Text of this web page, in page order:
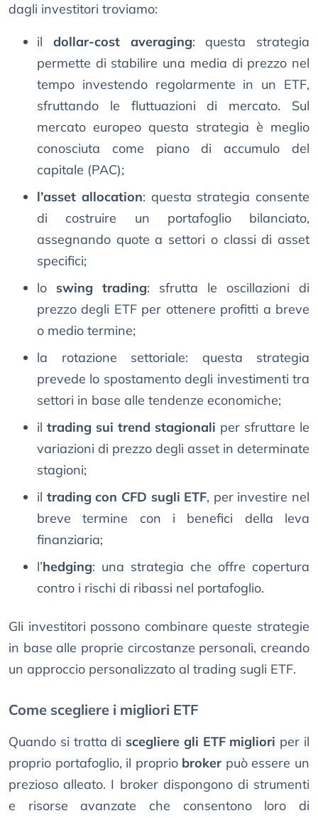
dagli investitori troviamo:
il dollar-cost averaging: questa strategia
permette di stabilire una media di prezzo nel
tempo investendo regolarmente in un ETF,
sfruttando le fluttuazioni di mercato. Sul
mercato europeo questa strategia è meglio
conosciuta come piano di accumulo del
capitale (PAC);
l’asset allocation: questa strategia consente
di costruire un portafoglio bilanciato,
assegnando quote a settori o classi di asset
specifici;
lo swing trading: sfrutta le oscillazioni di
prezzo degli ETF per ottenere profitti a breve
o medio termine;
la rotazione settoriale: questa strategia
prevede lo spostamento degli investimenti tra
settori in base alle tendenze economiche;
il trading sui trend stagionali per sfruttare le
variazioni di prezzo degli asset in determinate
stagioni;
il trading con CFD sugli ETF, per investire nel
breve termine con i benefici della leva
finanziaria;
l’hedging: una strategia che offre copertura
contro i rischi di ribassi nel portafoglio.
Gli investitori possono combinare queste strategie
in base alle proprie circostanze personali, creando
un approccio personalizzato al trading sugli ETF.
Come scegliere i migliori ETF
Quando si tratta di scegliere gli ETF migliori per il
proprio portafoglio, il proprio broker può essere un
prezioso alleato. I broker dispongono di strumenti
e risorse avanzate che consentono loro di